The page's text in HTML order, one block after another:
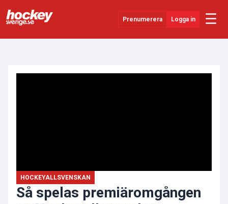
Prenumerera Logga in ☰
HOCKEYALLSVENSKAN
Så spelas premiäromgången